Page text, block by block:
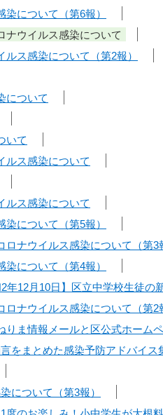
について（第6報）
ナウイルス感染について
ス感染について（第2報）
について
いて
ルス感染について
ルス感染について
について（第5報）
ナウイルス感染について（第3
について（第4報）
2年12月10日】区立中学校生徒
ナウイルス感染について（第2
りま情報メールと区公式ホーム
をまとめた感染予防アドバイス
について（第3報）